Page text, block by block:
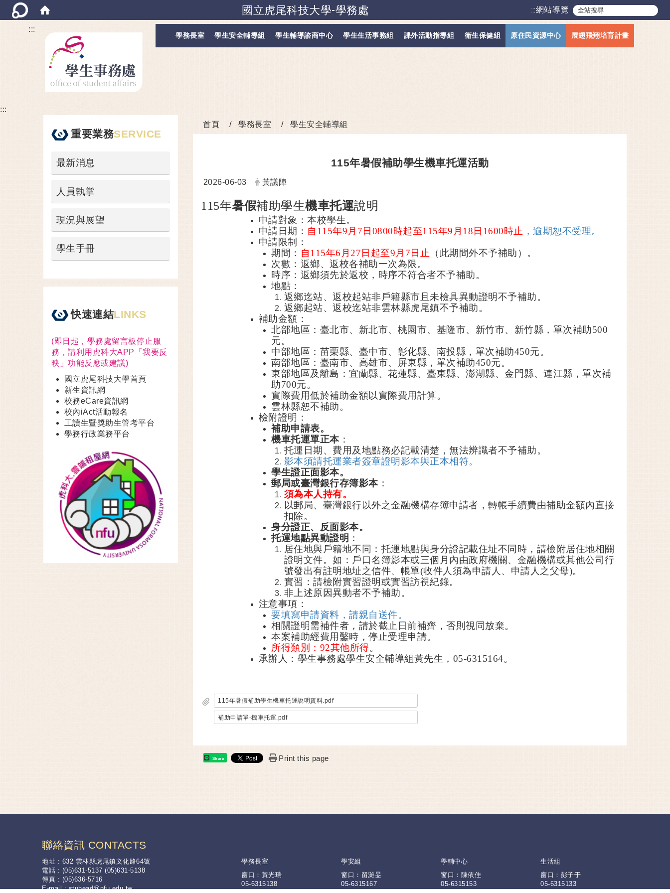
國立虎尾科技大學-學務處 :::網站導覽
::: 跳到主要內容
學務長室 學生安全輔導組 學生輔導諮商中心 學生生活事務組 課外活動指導組 衛生保健組 原住民資源中心 展翅飛翔培育計畫
:::
重要業務SERVICE
最新消息
人員執掌
現況與展望
學生手冊
快速連結LINKS
(即日起，學務處留言板停止服
務，請利用虎科大APP「我要反
映」功能反應或建議)
國立虎尾科技大學首頁
新生資訊網
校務eCare資訊網
校內iAct活動報名
工讀生暨獎助生管考平台
學務行政業務平台
首頁 學務長室 學生安全輔導組
115年暑假補助學生機車托運活動
日期：
2026-06-03 發布者：
黃議陣
115年暑假補助學生機車托運說明
申請對象：本校學生。
申請日期： 自 115年9月 7 日 0800時起至115年9 月 18 日 1600時止 ，逾期恕不受理。
申請限制：
期間： 自115年6 月27 日起至9月 7 日止 （此期間外不予補助）。
次數：返鄉、返校各補助一次為限。
時序：返鄉須先於返校，時序不符合者不予補助。
地點：
返鄉迄站、返校起站非戶籍縣市且未檢具異動證明不予補助。
返鄉起站、返校迄站非雲林縣虎尾鎮不予補助。
補助金額：
北部地區：臺北市、新北市、桃園市、基隆市、新竹市、新竹縣，單次補助500
元。
中部地區：苗栗縣、臺中市、彰化縣、南投縣，單次補助450元。
南部地區：臺南市、高雄市、屏東縣，單次補助450元。
東部地區及離島：宜蘭縣、花蓮縣、臺東縣、澎湖縣、金門縣、連江縣，單次補
助700元。
實際費用低於補助金額以實際費用計算。
雲林縣恕不補助。
檢附證明：
補助申請表。
機車托運單正本 ：
托運日期、費用及地點務必記載清楚，無法辨識者不予補助。
影本須請托運業者簽章證明影本與正本相符。
學生證正面影本。
郵局或臺灣銀行存簿影本 ：
須為本人持有。
以郵局、臺灣銀行以外之金融機構存簿申請者，轉帳手續費由補助金額內直接
扣除。
身分證正、反面影本。
托運地點異動證明 ：
居住地與戶籍地不同：托運地點與身分證記載住址不同時，請檢附居住地相關
證明文件。如：戶口名簿影本或三個月內由政府機關、金融機構或其他公司行
號發出有註明地址之信件、帳單(收件人須為申請人、申請人之父母)。
實習：請檢附實習證明或實習訪視紀錄。
非上述原因異動者不予補助。
注意事項：
要填寫申請資料，請親自送件。
相關證明需補件者，請於截止日前補齊，否則視同放棄。
本案補助經費用鑿時，停止受理申請。
所得類別： 92其他所得。
承辦人：學生事務處學生安全輔導組黃先生， 05-6315164。
115年暑假補助學生機車托運說明資料.pdf
補助申請單-機車托運.pdf
Share Print this page
:::
聯絡資訊 CONTACTS
地址 : 632 雲林縣虎尾鎮文化路64號
電話 : (05)631-5137 (05)631-5138
傳真 : (05)636-5716
E-mail :stuhead@nfu.edu.tw
學務長室
窗口：黃光瑞
05-6315138
學安組
窗口：留濰旻
05-6315167
學輔中心
窗口：陳依佳
05-6315153
生活組
窗口：彭子于
05-6315133